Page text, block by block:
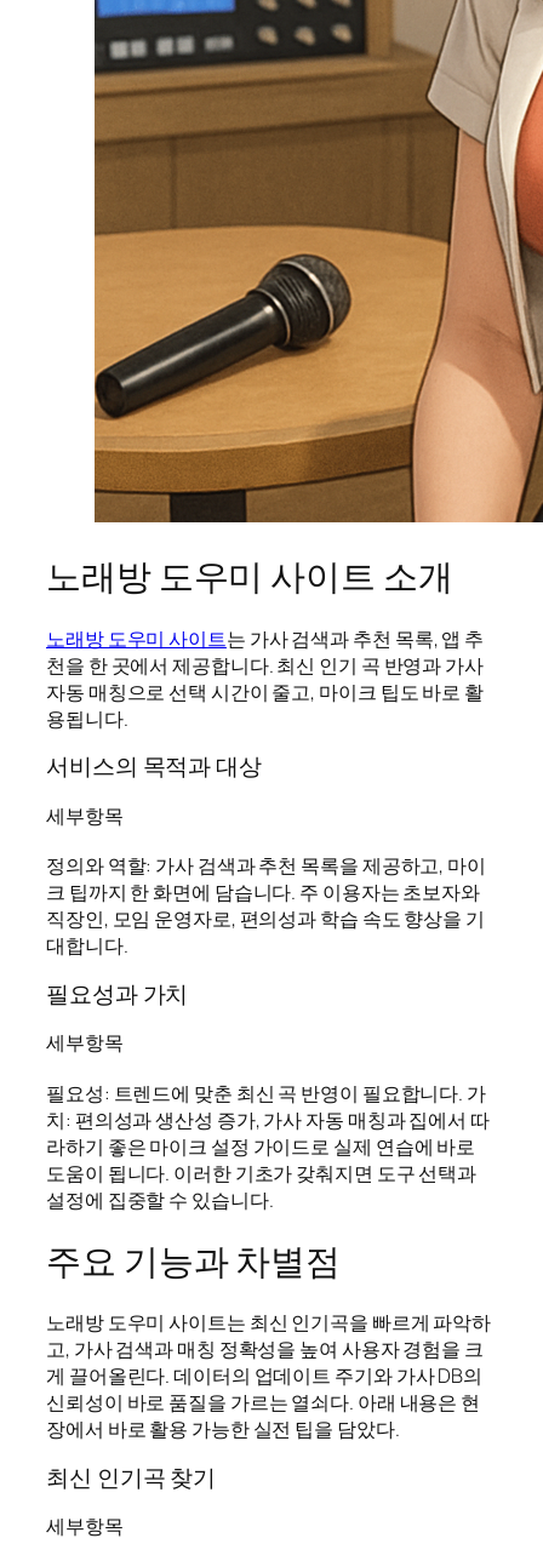
노래방 도우미 사이트 소개
노래방 도우미 사이트는 가사 검색과 추천 목록, 앱 추
천을 한 곳에서 제공합니다. 최신 인기 곡 반영과 가사
자동 매칭으로 선택 시간이 줄고, 마이크 팁도 바로 활
용됩니다.
서비스의 목적과 대상
세부항목
정의와 역할: 가사 검색과 추천 목록을 제공하고, 마이
크 팁까지 한 화면에 담습니다. 주 이용자는 초보자와
직장인, 모임 운영자로, 편의성과 학습 속도 향상을 기
대합니다.
필요성과 가치
세부항목
필요성: 트렌드에 맞춘 최신 곡 반영이 필요합니다. 가
치: 편의성과 생산성 증가, 가사 자동 매칭과 집에서 따
라하기 좋은 마이크 설정 가이드로 실제 연습에 바로
도움이 됩니다. 이러한 기초가 갖춰지면 도구 선택과
설정에 집중할 수 있습니다.
주요 기능과 차별점
노래방 도우미 사이트는 최신 인기곡을 빠르게 파악하
고, 가사 검색과 매칭 정확성을 높여 사용자 경험을 크
게 끌어올린다. 데이터의 업데이트 주기와 가사 DB의
신뢰성이 바로 품질을 가르는 열쇠다. 아래 내용은 현
장에서 바로 활용 가능한 실전 팁을 담았다.
최신 인기곡 찾기
세부항목